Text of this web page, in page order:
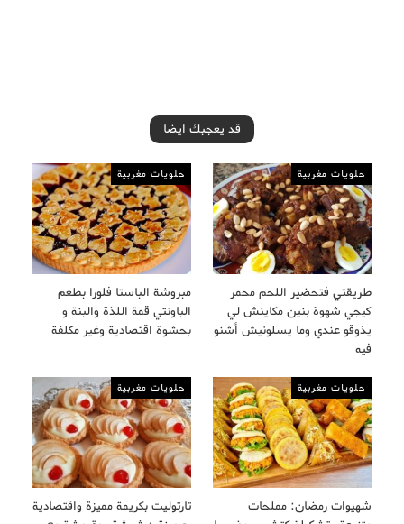
قد يعجبك ايضا
حلويات مغربية
طريقتي فتحضير اللحم محمر
كيجي شهوة بنين مكاينش لي
يذوقو عندي وما يسلونيش أشنو
فيه
حلويات مغربية
مبروشة الباستا فلورا بطعم
الباونتي قمة اللذة والبنة و
بحشوة اقتصادية وغير مكلفة
حلويات مغربية
شهيوات رمضان: مملحات
حلويات مغربية
تارتوليت بكريمة مميزة واقتصادية